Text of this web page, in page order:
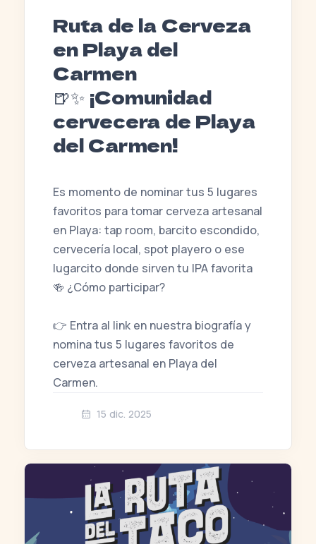
Ruta de la Cerveza
en Playa del
Carmen
🍺✨ ¡Comunidad
cervecera de Playa
del Carmen!
Es momento de nominar tus 5 lugares
favoritos para tomar cerveza artesanal
en Playa: tap room, barcito escondido,
cervecería local, spot playero o ese
lugarcito donde sirven tu IPA favorita
🍻 ¿Cómo participar?
👉 Entra al link en nuestra biografía y
nomina tus 5 lugares favoritos de
cerveza artesanal en Playa del
Carmen.
15 dic. 2025